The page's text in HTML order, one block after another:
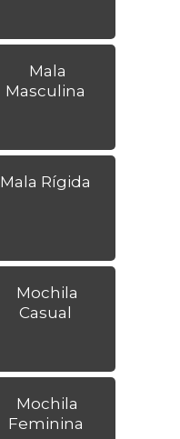
Mala
Masculina
Mala Rígida
Mochila
Casual
Mochila
Feminina